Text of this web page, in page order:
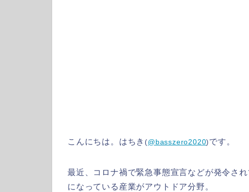
こんにちは。はちき (@basszero2020)です。
最近、コロナ禍で緊急事態宣言などが発令さ
になっている産業がアウトドア分野。